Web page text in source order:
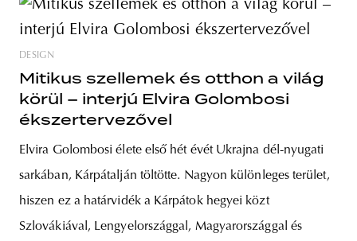
DESIGN
Mitikus szellemek és otthon a világ
körül – interjú Elvira Golombosi
ékszertervezővel
Elvira Golombosi élete első hét évét Ukrajna dél-nyugati
sarkában, Kárpátalján töltötte. Nagyon különleges terület,
hiszen ez a határvidék a Kárpátok hegyei közt
Szlovákiával, Lengyelországgal, Magyarországgal és